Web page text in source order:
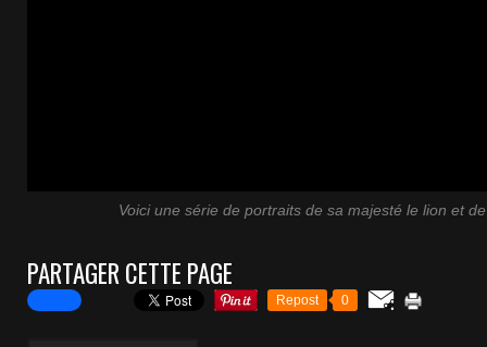
Voici une série de portraits de sa majesté le lion et
PARTAGER CETTE PAGE
Repost 0